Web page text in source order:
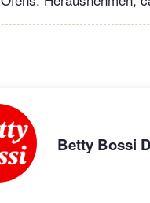
Betty Bossi